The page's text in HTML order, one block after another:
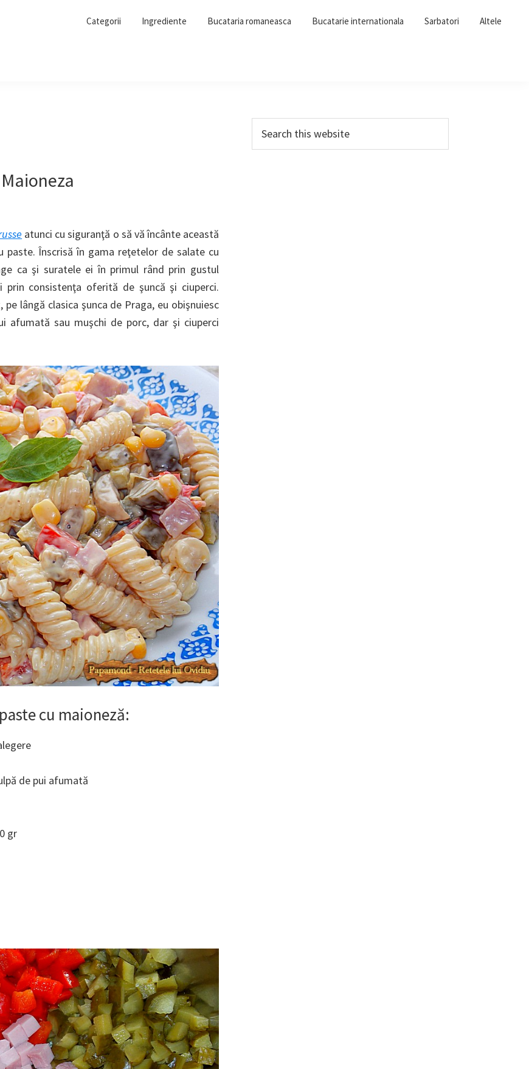
Categorii Ingrediente Bucataria romaneasca Bucatarie internationala Sarbatori Altele
atunci cu siguranţă o să vă încânte această
Înscrisă în gama reţetelor de salate cu
ca şi suratele ei în primul rând prin gustul
consistenţa oferită de şuncă şi ciuperci.
lângă clasica şunca de Praga, eu obişnuiesc
afumată sau muşchi de porc, dar şi ciuperci
cu maioneză:
de pui afumată
gr
Primary
Sidebar
this